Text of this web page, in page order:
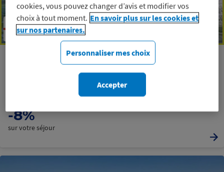
Martinique – Le Vauclin
Kitesurf spécial débutant 8 jours
Apprenez à rider à la pointe Faula, spot incontournable des
-8%
sur votre séjour
cookies, vous pouvez changer d’avis et modifier vos
choix à tout moment. En savoir plus sur les cookies et
sur nos partenaires.
Personnaliser mes choix
Accepter